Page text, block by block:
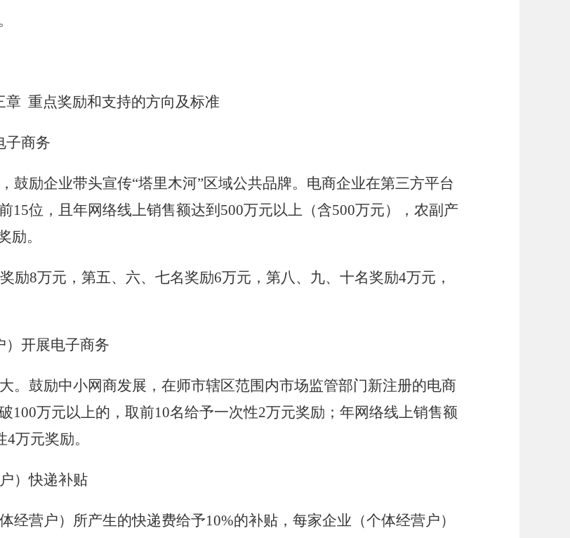
章 重点奖励和支持的方向及标准
子商务
鼓励企业带头宣传“塔里木河”区域公共品牌。电商企业在第三方平台
15位，且年网络线上销售额达到 500万元以上（含500万元），农副产
励。
励8万元，第五、六、七名奖励6万元，第八、九、 十名奖励4万元，
）开展电子商务
。鼓励中小网商发展，在师市辖区范围内市场监管部门新注册的电商
100万元以上的，取前10名给予一次性2万元奖励；年网络线上销售额
4万元奖励。
）快递补贴
经营户）所产生的快递费给予10%的补贴，每家企业（个体经营户）